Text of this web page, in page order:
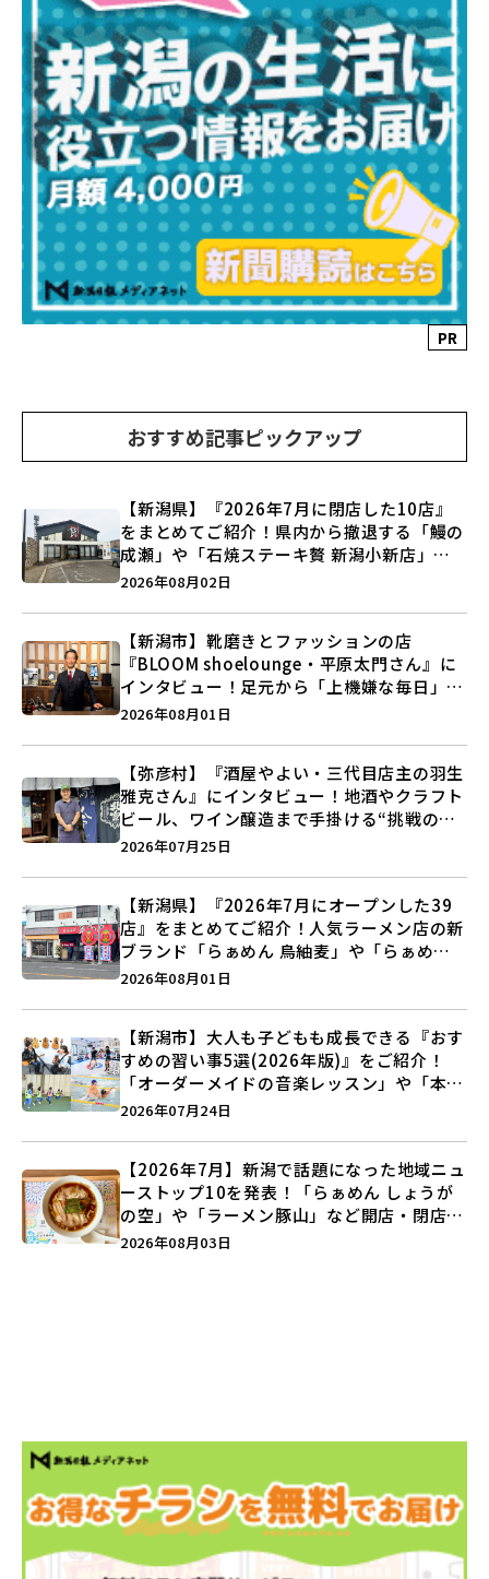
PR
おすすめ記事ピックアップ
【新潟県】『2026年7月に閉店した10店』
をまとめてご紹介！県内から撤退する「鰻の
成瀬」や「石焼ステーキ贅 新潟小新店」が
営業に幕…。
2026年08月02日
【新潟市】靴磨きとファッションの店
『BLOOM shoelounge・平原太門さん』に
インタビュー！足元から「上機嫌な毎日」を
つくる装いの提案とは？
2026年08月01日
【弥彦村】『酒屋やよい・三代目店主の羽生
雅克さん』にインタビュー！地酒やクラフト
ビール、ワイン醸造まで手掛ける“挑戦の歴
史”に迫る♪
2026年07月25日
【新潟県】『2026年7月にオープンした39
店』をまとめてご紹介！人気ラーメン店の新
ブランド「らぁめん 鳥紬麦」や「らぁめん
しょうがの空」など盛りだくさん♪
2026年08月01日
【新潟市】大人も子どもも成長できる『おす
すめの習い事5選(2026年版)』をご紹介！
「オーダーメイドの音楽レッスン」や「本格
キックボクシング」で新しい自分を見つけよ
2026年07月24日
【2026年7月】新潟で話題になった地域ニュ
ーストップ10を発表！「らぁめん しょうが
の空」や「ラーメン豚山」など開店・閉店の
注目記事をランキングでご紹介♪
2026年08月03日